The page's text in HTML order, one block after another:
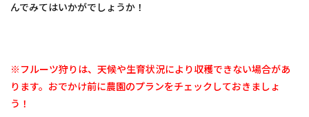
地域
ット
の検
索は
んでみてはいかがでしょうか！
※フルーツ狩りは、天候や生育状況により収穫できない場合があ
ります。おでかけ前に農園のプランをチェックしておきましょ
う！